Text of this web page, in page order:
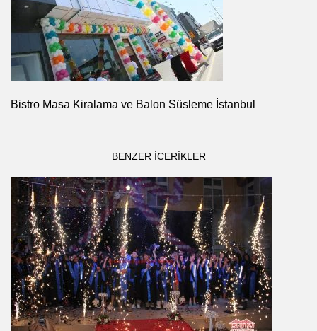
Bistro Masa Kiralama ve Balon Süsleme İstanbul
BENZER ICERIKLER